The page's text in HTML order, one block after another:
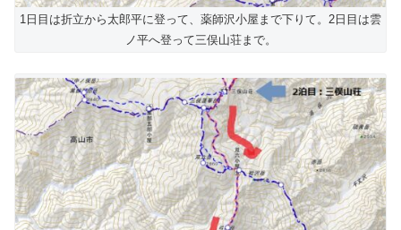
1日目は折立から太郎平に登って、薬師沢小屋まで下りて。2日目は雲
ノ平へ登って三俣山荘まで。